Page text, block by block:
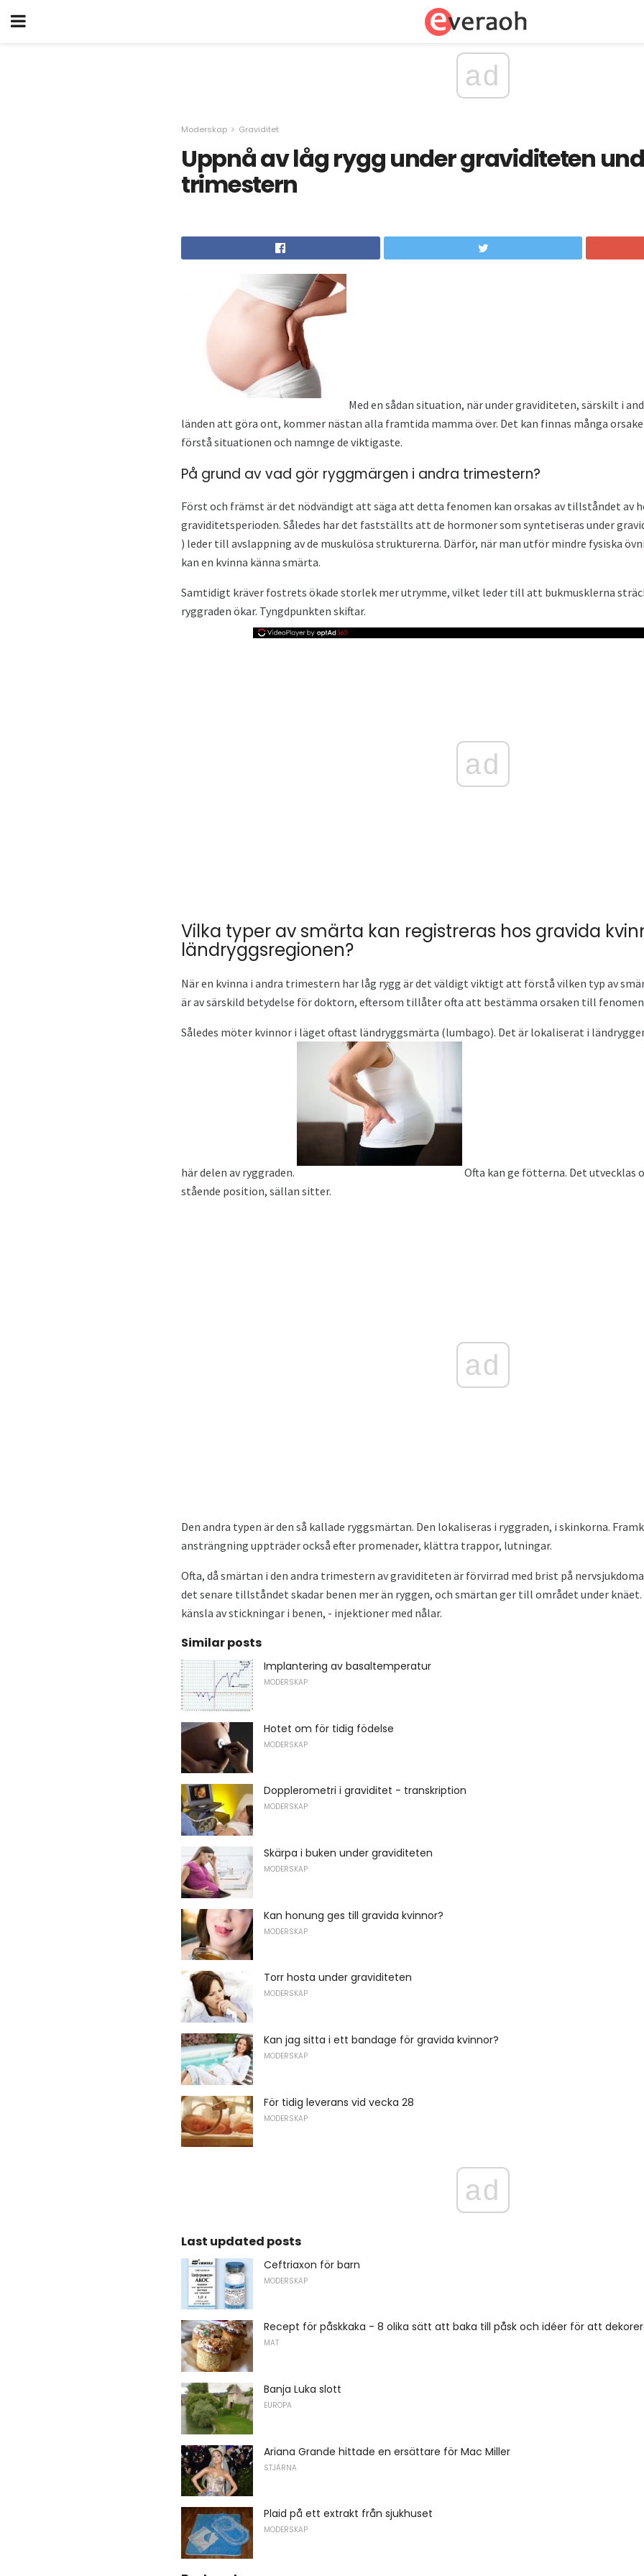
ad
Moderskap Graviditet
Uppnå av låg rygg under graviditeten
trimestern
Med en sådan situation, när under graviditeten, särskilt i
länden att göra ont, kommer nästan alla framtida mamma över. Det kan finnas många
förstå situationen och namnge de viktigaste.
På grund av vad gör ryggmärgen i andra trimestern?
Först och främst är det nödvändigt att säga att detta fenomen kan orsakas av tillståndet av
graviditetsperioden. Således har det fastställts att de hormoner som syntetiseras under
) leder till avslappning av de muskulösa strukturerna. Därför, när man utför mindre fysiska
kan en kvinna känna smärta.
Samtidigt kräver fostrets ökade storlek mer utrymme, vilket leder till att bukmusklerna
ryggraden ökar. Tyngdpunkten skiftar.
ad
Vilka typer av smärta kan registreras hos gravida
ländryggsregionen?
När en kvinna i andra trimestern har låg rygg är det väldigt viktigt att förstå vilken typ av
är av särskild betydelse för doktorn, eftersom tillåter ofta att bestämma orsaken till
Således möter kvinnor i läget oftast ländryggsmärta (lumbago). Det är lokaliserat i
här delen av ryggraden.
Ofta kan ge fötterna. Det utvecklas
stående position, sällan sitter.
ad
Den andra typen är den så kallade ryggsmärtan. Den lokaliseras i ryggraden, i skinkorna.
ansträngning uppträder också efter promenader, klättra trappor, lutningar.
Ofta, då smärtan i den andra trimestern av graviditeten är förvirrad med brist på
det senare tillståndet skadar benen mer än ryggen, och smärtan ger till området under
känsla av stickningar i benen, - injektioner med nålar.
Similar posts
Implantering av basaltemperatur
MODERSKAP
Hotet om för tidig födelse
MODERSKAP
Dopplerometri i graviditet - transkription
MODERSKAP
Skärpa i buken under graviditeten
MODERSKAP
Kan honung ges till gravida kvinnor?
MODERSKAP
Torr hosta under graviditeten
MODERSKAP
Kan jag sitta i ett bandage för gravida kvinnor?
MODERSKAP
För tidig leverans vid vecka 28
MODERSKAP
ad
Last updated posts
Ceftriaxon för barn
MODERSKAP
Recept för påskkaka - 8 olika sätt att baka till påsk och idéer för att
MAT
Banja Luka slott
EUROPA
Ariana Grande hittade en ersättare för Mac Miller
STJÄRNA
Plaid på ett extrakt från sjukhuset
MODERSKAP